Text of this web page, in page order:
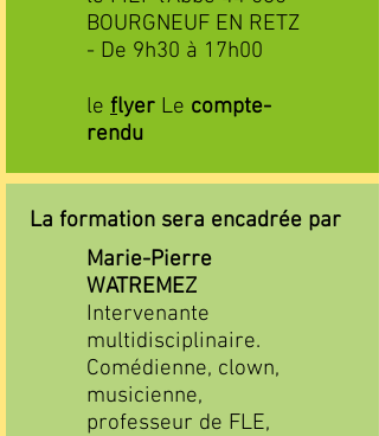
BOURGNEUF EN RETZ
- De 9h30 à 17h00
le flyer Le compte-
rendu
La formation sera encadrée par
​Marie-Pierre
WATREMEZ
Intervenante
multidisciplinaire.
Comédienne, clown,
musicienne,
professeur de FLE,